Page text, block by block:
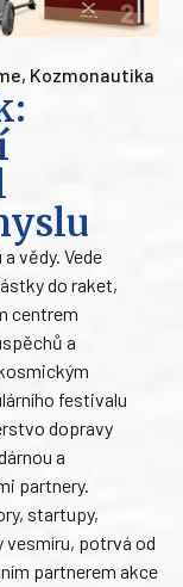
, Kozmonautika
vědy. Vede
do raket,
centrem
a
festivalu
dopravy
a
partnery.
startupy,
vesmíru, potrvá od
partnerem akce